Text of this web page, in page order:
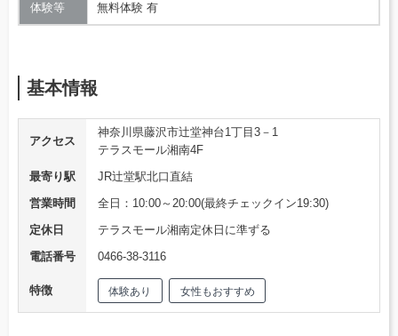
体験等 無料体験 有
基本情報
アクセス
神奈川県藤沢市辻堂神台1丁目3－1
テラスモール湘南4F
最寄り駅
JR辻堂駅北口直結
営業時間
全日：10:00～20:00(最終チェックイン19:30)
定休日
テラスモール湘南定休日に準ずる
電話番号
0466-38-3116
特徴 体験あり 女性もおすすめ